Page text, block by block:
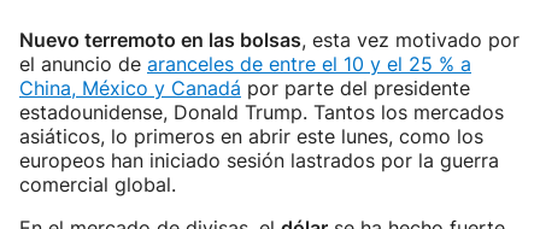
Nuevo terremoto en las bolsas, esta vez motivado por
el anuncio de aranceles de entre el 10 y el 25 % a
China, México y Canadá por parte del presidente
estadounidense, Donald Trump. Tantos los mercados
asiáticos, lo primeros en abrir este lunes, como los
europeos han iniciado sesión lastrados por la guerra
comercial global.